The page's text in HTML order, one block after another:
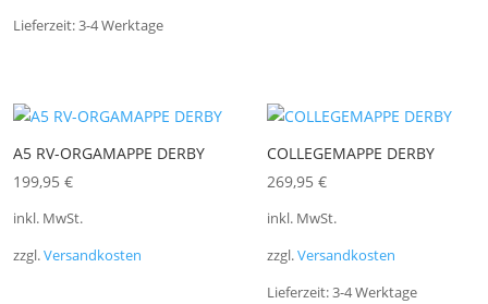
Lieferzeit:3-4 Werktage
A5 RV-ORGAMAPPE DERBY
199,95 €
inkl. MwSt.
zzgl.Versandkosten
COLLEGEMAPPE DERBY
269,95 €
inkl. MwSt.
zzgl.Versandkosten
Lieferzeit:3-4 Werktage